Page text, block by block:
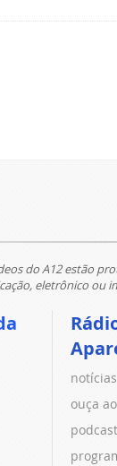
do A12 estão
eletrônico ou
notícias
ouça
podcast